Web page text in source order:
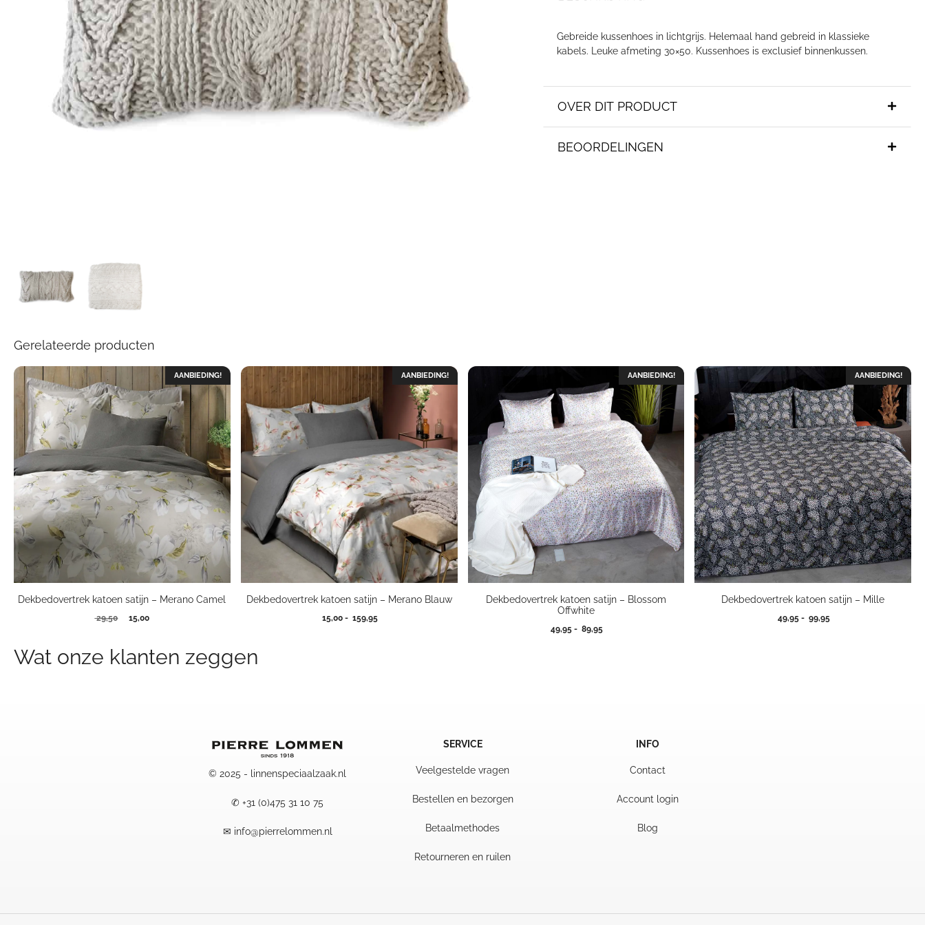
Gebreide kussenhoes in lichtgrijs. Helemaal hand gebreid in klassieke
kabels. Leuke afmeting 30×50. Kussenhoes is exclusief binnenkussen.
OVER DIT PRODUCT
BEOORDELINGEN
Gerelateerde producten
AANBIEDING!
Dekbedovertrek katoen satijn – Merano Camel
29,50
Oorspronkelijke
29,50.
15,00Huidige
15,00.
AANBIEDING!
Dekbedovertrek katoen satijn – Merano Blauw
15,00 - 159,95Prijsklasse:
AANBIEDING!
Dekbedovertrek katoen satijn – Blossom
Offwhite
49,95 - 89,95Prijsklasse:
AANBIEDING!
Dekbedovertrek katoen satijn – Mille
49,95 - 99,95Prijsklasse:
Wat onze klanten zeggen
© 2025 - linnenspeciaalzaak.nl
✆ +31 (0)475 31 10 75
✉ info@pierrelommen.nl
SERVICE
Veelgestelde vragen
Bestellen en bezorgen
Betaalmethodes
Retourneren en ruilen
INFO
Contact
Account login
Blog